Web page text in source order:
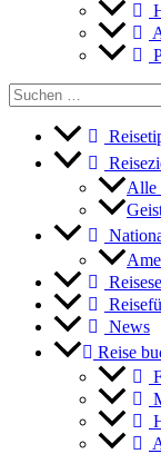
Search
for:
Alle
News
Reise